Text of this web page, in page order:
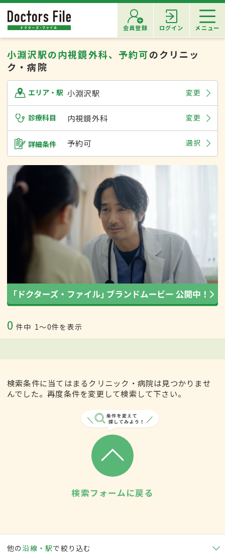
会員登録 ログイン メニュー
小淵沢駅の内視鏡外科、予約可のクリニッ
ク・病院
エリア・駅 小淵沢駅 変更
診療科目 内視鏡外科 変更
詳細条件 予約可 選択
0 件中 1〜0件を表示
検索条件に当てはまるクリニック・病院は見つかりませ
んでした。再度条件を変更して検索して下さい。
検索フォームに戻る
他の沿線・駅で絞り込む